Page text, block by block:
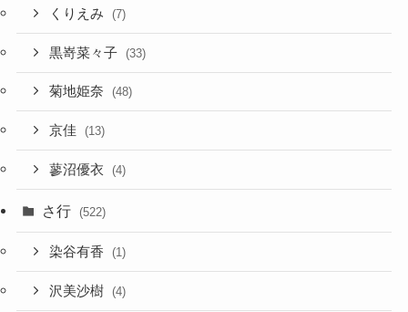
くりえみ (7)
黒嵜菜々子 (33)
菊地姫奈 (48)
京佳 (13)
蓼沼優衣 (4)
さ行 (522)
染谷有香 (1)
沢美沙樹 (4)